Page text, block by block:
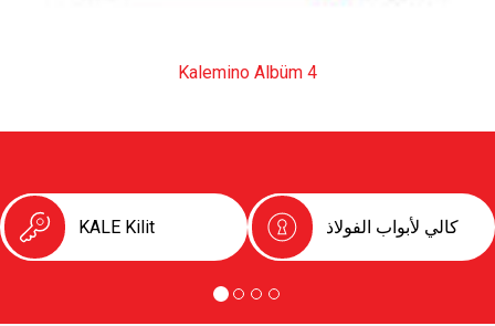
Kalemino Albüm 4
KALE Kilit كالي لأبواب الفولاذ